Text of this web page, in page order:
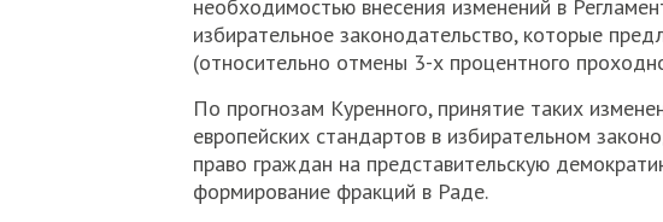
необходимостью внесения изменений в
избирательное законодательство, которые
(относительно отмены 3-х процентного
По прогнозам Куренного, принятие таких
европейских стандартов в избирательном
право граждан на представительскую
формирование фракций в Раде.